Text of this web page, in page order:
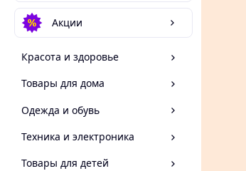
Акции
Красота и здоровье
Товары для дома
Одежда и обувь
Техника и электроника
Товары для детей